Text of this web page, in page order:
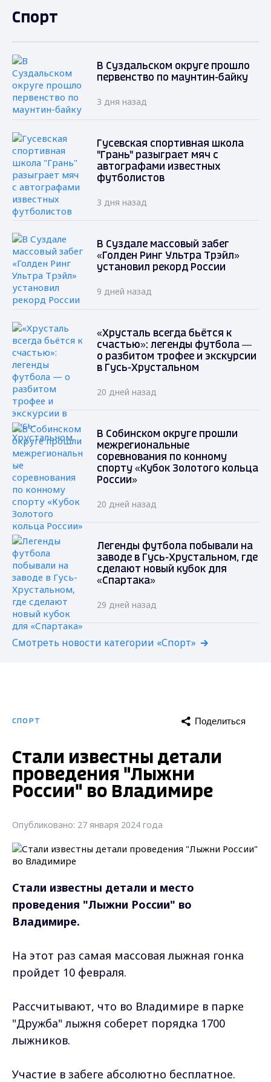
Спорт
В Суздальском округе прошло
первенство по маунтин-байку
3 дня назад
Гусевская спортивная школа
"Грань" разыграет мяч с
автографами известных
футболистов
3 дня назад
В Суздале массовый забег
«Голден Ринг Ультра Трэйл»
установил рекорд России
9 дней назад
«Хрусталь всегда бьётся к
счастью»: легенды футбола —
о разбитом трофее и экскурсии
в Гусь-Хрустальном
20 дней назад
В Собинском округе прошли
межрегиональные
соревнования по конному
спорту «Кубок Золотого кольца
России»
20 дней назад
Легенды футбола побывали на
заводе в Гусь-Хрустальном, где
сделают новый кубок для
«Спартака»
29 дней назад
Смотреть новости категории «Спорт»
СПОРТ Поделиться
Стали известны детали
проведения "Лыжни
России" во Владимире
Опубликовано: 27 января 2024 года
Стали известны детали и место
проведения "Лыжни России" во
Владимире.
На этот раз самая массовая лыжная гонка
пройдет 10 февраля.
Рассчитывают, что во Владимире в парке
"Дружба" лыжня соберет порядка 1700
лыжников.
Участие в забеге абсолютно бесплатное.